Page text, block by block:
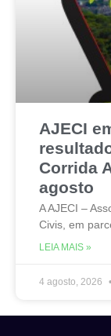
AJECI
Corrida
agosto
A AJECI –
Civis, em
LEIA MAIS »
4 agosto, 2026